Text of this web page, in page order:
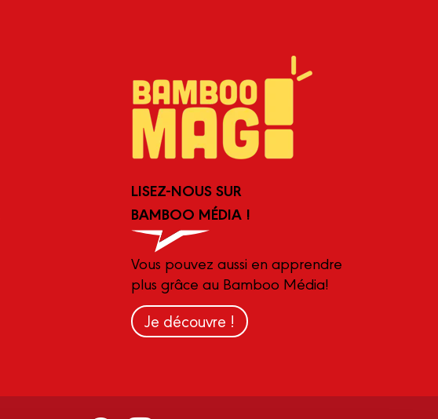
LISEZ-NOUS SUR
BAMBOO MÉDIA !
Vous pouvez aussi en apprendre
plus grâce au Bamboo Média!
Je découvre !